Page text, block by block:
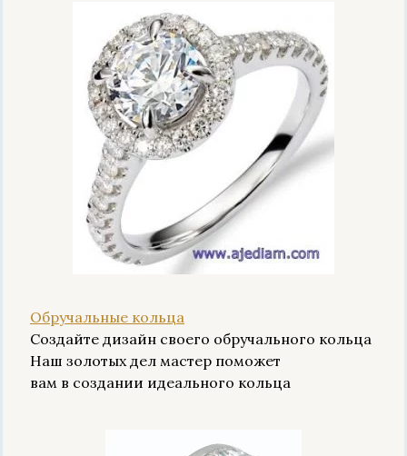
Обручальные кольца
Создайте дизайн своего обручального кольца
Наш золотых дел мастер поможет
вам в создании идеального кольца